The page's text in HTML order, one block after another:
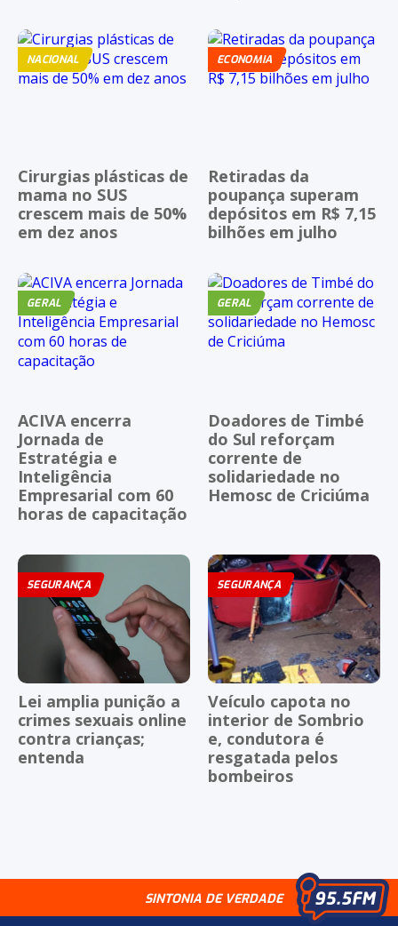
NACIONAL
Cirurgias plásticas de
mama no SUS
crescem mais de 50%
em dez anos
ECONOMIA
Retiradas da
poupança superam
depósitos em R$ 7,15
bilhões em julho
GERAL
ACIVA encerra
Jornada de
Estratégia e
Inteligência
Empresarial com 60
horas de capacitação
GERAL
Doadores de Timbé
do Sul reforçam
corrente de
solidariedade no
Hemosc de Criciúma
SEGURANÇA
Lei amplia punição a
crimes sexuais online
contra crianças;
entenda
SEGURANÇA
Veículo capota no
interior de Sombrio
e, condutora é
resgatada pelos
bombeiros
SINTONIA DE VERDADE